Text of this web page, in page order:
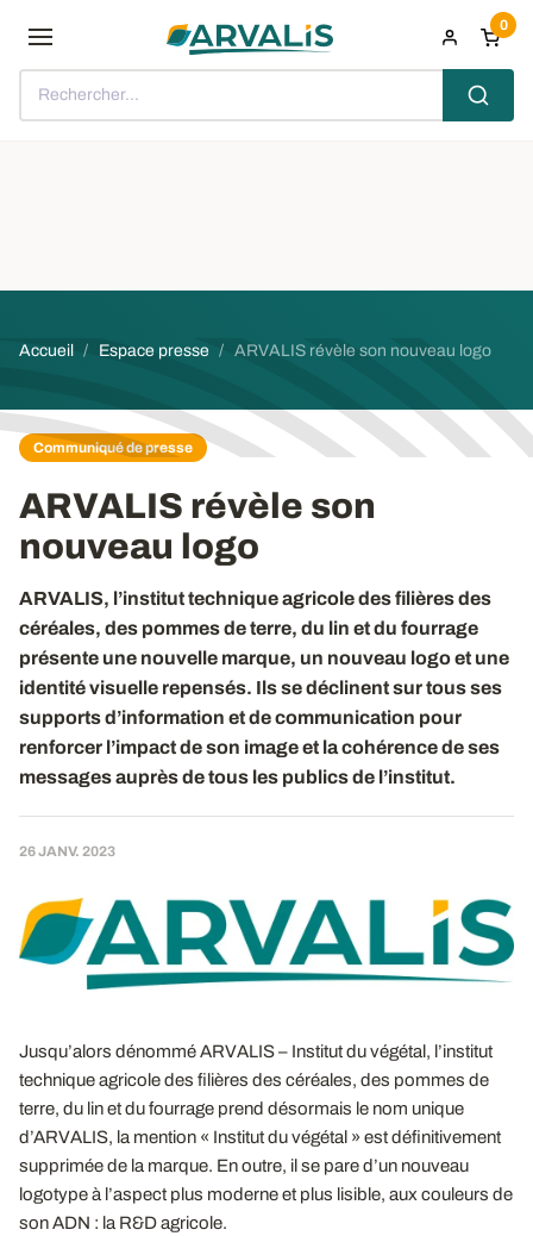
Rechercher...
0
Fil d'Ariane
Accueil Espace presse ARVALIS révèle son nouveau logo
Communiqué de presse
ARVALIS révèle son
nouveau logo
ARVALIS, l’institut technique agricole des filières des
céréales, des pommes de terre, du lin et du fourrage
présente une nouvelle marque, un nouveau logo et une
identité visuelle repensés. Ils se déclinent sur tous ses
supports d’information et de communication pour
renforcer l’impact de son image et la cohérence de ses
messages auprès de tous les publics de l’institut.
26 JANV. 2023
Jusqu’alors dénommé ARVALIS – Institut du végétal, l’institut
technique agricole des filières des céréales, des pommes de
terre, du lin et du fourrage prend désormais le nom unique
d’ARVALIS, la mention « Institut du végétal » est définitivement
supprimée de la marque. En outre, il se pare d’un nouveau
logotype à l’aspect plus moderne et plus lisible, aux couleurs de
son ADN : la R&D agricole.